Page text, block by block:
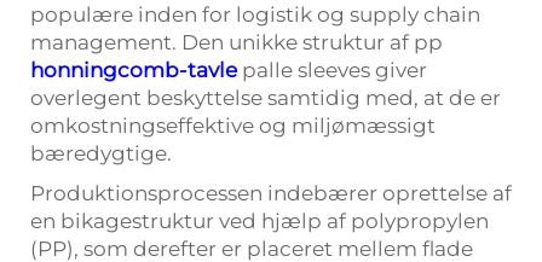
populære inden for logistik og supply chain
management. Den unikke struktur af pp
honningcomb-tavle palle sleeves giver
overlegent beskyttelse samtidig med, at de er
omkostningseffektive og miljømæssigt
bæredygtige.
Produktionsprocessen indebærer oprettelse af
en bikagestruktur ved hjælp af polypropylen
(PP), som derefter er placeret mellem flade